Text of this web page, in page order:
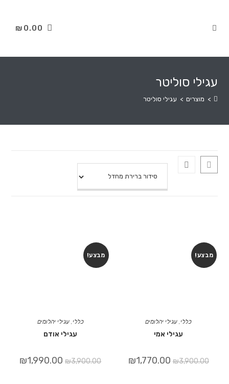
₪ 0.00
עגילי סוליטר
> מוצרים > עגילי סוליטר
מבצע!
כללי,עגילי יהלומים
עגילי אודם
₪3,900.00
₪1,990.00
מבצע!
כללי, עגילי יהלומים
עגילי אמי
₪3,900.00
₪1,770.00